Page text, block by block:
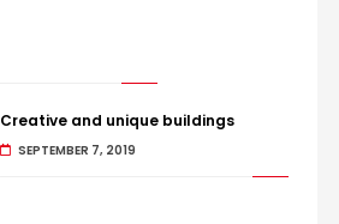
Creative and unique buildings
SEPTEMBER 7, 2019